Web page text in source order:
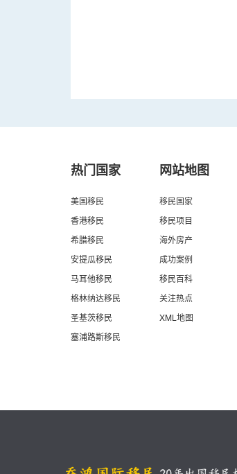
热门国家
美国移民
香港移民
希腊移民
安提瓜移民
马耳他移民
格林纳达移民
圣基茨移民
塞浦路斯移民
网站地图
移民国家
移民项目
海外房产
成功案例
移民百科
关注热点
XML地图